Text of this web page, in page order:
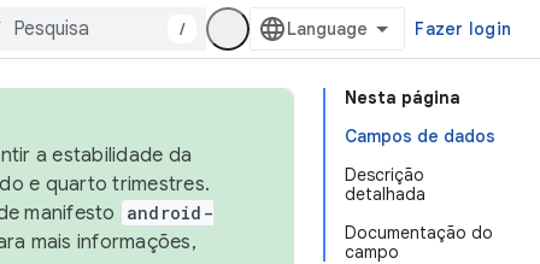
/ Fazer login
Nesta página
Campos de dados
Descrição
detalhada
Documentação do
campo
a estabilidade da
e quarto trimestres.
manifesto
android-
mais informações,